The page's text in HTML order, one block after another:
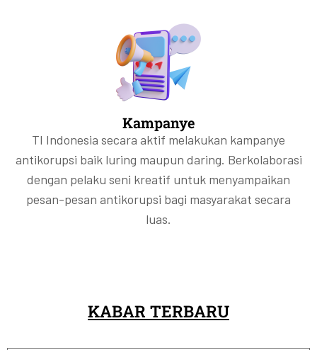
Kampanye
TI Indonesia secara aktif melakukan kampanye
antikorupsi baik luring maupun daring. Berkolaborasi
dengan pelaku seni kreatif untuk menyampaikan
pesan-pesan antikorupsi bagi masyarakat secara
luas.
KABAR TERBARU